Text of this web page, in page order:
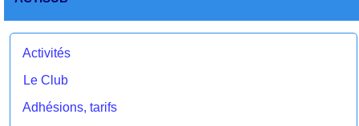
Activités
Le Club
Adhésions, tarifs